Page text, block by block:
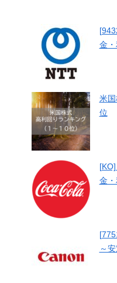
金・
米
位
金
～